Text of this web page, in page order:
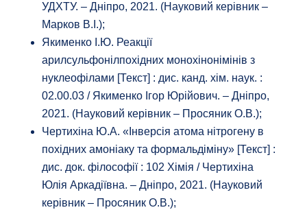
УДХТУ. – Дніпро, 2021. (Науковий керівник –
Марков В.І.);
Якименко І.Ю. Реакції
арилсульфонілпохідних монохінонімінів з
нуклеофілами [Текст] : дис. канд. хім. наук. :
02.00.03 / Якименко Ігор Юрійович. – Дніпро,
2021. (Науковий керівник – Просяник О.В.);
Чертихіна Ю.А. «Інверсія атома нітрогену в
похідних амоніаку та формальдіміну» [Текст] :
дис. док. філософії : 102 Хімія / Чертихіна
Юлія Аркадіївна. – Дніпро, 2021. (Науковий
керівник – Просяник О.В.);